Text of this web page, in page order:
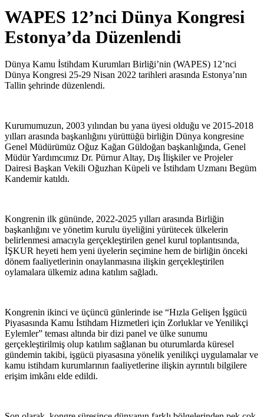
WAPES 12’nci Dünya Kongresi
Estonya’da Düzenlendi
Dünya Kamu İstihdam Kurumları Birliği’nin (WAPES) 12’nci
Dünya Kongresi 25-29 Nisan 2022 tarihleri arasında Estonya’nın
Tallin şehrinde düzenlendi.
Kurumumuzun, 2003 yılından bu yana üyesi olduğu ve 2015-2018
yılları arasında başkanlığını yürüttüğü birliğin Dünya kongresine
Genel Müdürümüz Oğuz Kağan Güldoğan başkanlığında, Genel
Müdür Yardımcımız Dr. Pürnur Altay, Dış İlişkiler ve Projeler
Dairesi Başkan Vekili Oğuzhan Küpeli ve İstihdam Uzmanı Begüm
Kandemir katıldı.
Kongrenin ilk gününde, 2022-2025 yılları arasında Birliğin
başkanlığını ve yönetim kurulu üyeliğini yürütecek ülkelerin
belirlenmesi amacıyla gerçekleştirilen genel kurul toplantısında,
İŞKUR heyeti hem yeni üyelerin seçimine hem de birliğin önceki
dönem faaliyetlerinin onaylanmasına ilişkin gerçekleştirilen
oylamalara ülkemiz adına katılım sağladı.
Kongrenin ikinci ve üçüncü günlerinde ise “Hızla Gelişen İşgücü
Piyasasında Kamu İstihdam Hizmetleri için Zorluklar ve Yenilikçi
Eylemler” teması altında bir dizi panel ve ülke sunumu
gerçekleştirilmiş olup katılım sağlanan bu oturumlarda küresel
gündemin takibi, işgücü piyasasına yönelik yenilikçi uygulamalar ve
kamu istihdam kurumlarının faaliyetlerine ilişkin ayrıntılı bilgilere
erişim imkânı elde edildi.